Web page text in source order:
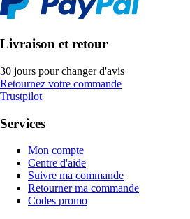
Livraison et retour
30 jours pour changer d'avis
Retournez votre commande
Trustpilot
Services
Mon compte
Centre d'aide
Suivre ma commande
Retourner ma commande
Codes promo